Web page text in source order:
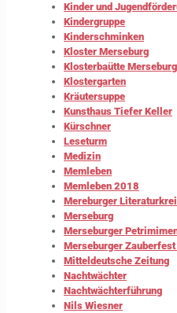
Kinder und
Kindergruppe
Kinderschminken
Kloster Merseburg
Klosterbaütte Merseburg
Klostergarten
Kräutersuppe
Kunsthaus Tiefer Keller
Kürschner
Leseturm
Medizin
Memleben
Memleben 2018
Mereburger
Merseburg
Merseburger
Merseburger
Mitteldeutsche Zeitung
Nachtwächter
Nachtwächterführung
Nils Wiesner